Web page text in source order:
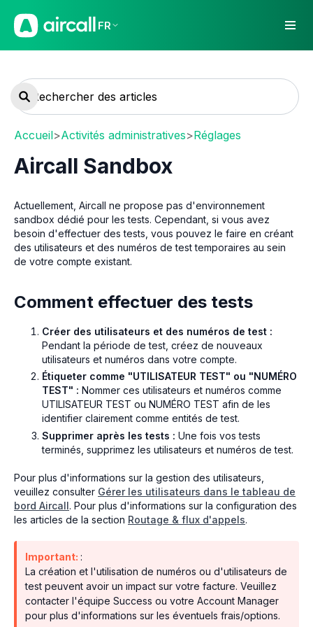
FR
Accueil>Activités administratives>Réglages
Aircall Sandbox
Actuellement, Aircall ne propose pas d'environnement
sandbox dédié pour les tests. Cependant, si vous avez
besoin d'effectuer des tests, vous pouvez le faire en créant
des utilisateurs et des numéros de test temporaires au sein
de votre compte existant.
Comment effectuer des tests
Créer des utilisateurs et des numéros de test :
Pendant la période de test, créez de nouveaux
utilisateurs et numéros dans votre compte.
Étiqueter comme "UTILISATEUR TEST" ou "NUMÉRO
TEST" : Nommer ces utilisateurs et numéros comme
UTILISATEUR TEST ou NUMÉRO TEST afin de les
identifier clairement comme entités de test.
Supprimer après les tests : Une fois vos tests
terminés, supprimez les utilisateurs et numéros de test.
Pour plus d'informations sur la gestion des utilisateurs,
veuillez consulter Gérer les utilisateurs dans le tableau de
bord Aircall. Pour plus d'informations sur la configuration des
les articles de la section Routage & flux d'appels.
Important: :
La création et l'utilisation de numéros ou d'utilisateurs de
test peuvent avoir un impact sur votre facture. Veuillez
contacter l'équipe Success ou votre Account Manager
pour plus d'informations sur les éventuels frais/options.